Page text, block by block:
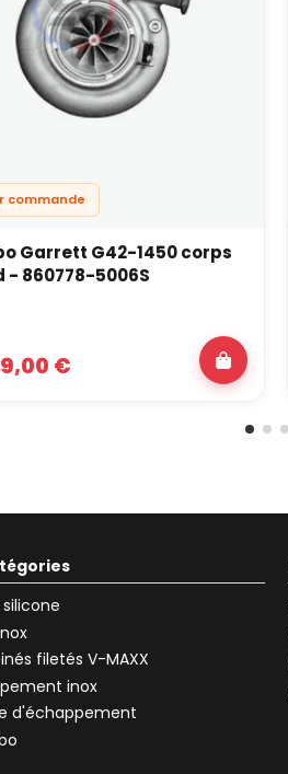
commande
Garrett G42-1450 corps
- 860778-5006S
€
filetés V-MAXX
inox
d'échappement